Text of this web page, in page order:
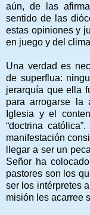
aún, de las
sentido de las
estas opiniones y
en juego y del
Una verdad es
de superflua:
jerarquía que ella
para arrogarse
Iglesia y el
“doctrina
manifestación
llegar a ser un
Señor ha
pastores son los
ser los intérpretes
misión les acarree